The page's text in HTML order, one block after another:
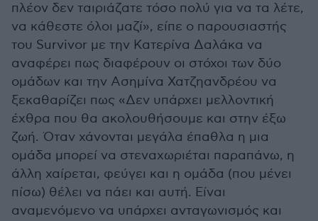
πλέον δεν ταιριάζατε τόσο πολύ για να τα λέτε,
να κάθεστε όλοι μαζί», είπε ο παρουσιαστής
του Survivor με την Κατερίνα Δαλάκα να
αναφέρει πως διαφέρουν οι στόχοι των δύο
ομάδων και την Ασημίνα Χατζηανδρέου να
ξεκαθαρίζει πως «Δεν υπάρχει μελλοντική
έχθρα που θα ακολουθήσουμε και στην έξω
ζωή. Όταν χάνονται μεγάλα έπαθλα η μια
ομάδα μπορεί να στεναχωριέται παραπάνω, η
άλλη χαίρεται, φεύγει και η ομάδα (που μένει
πίσω) θέλει να πάει και αυτή. Είναι
αναμενόμενο να υπάρχει ανταγωνισμός και